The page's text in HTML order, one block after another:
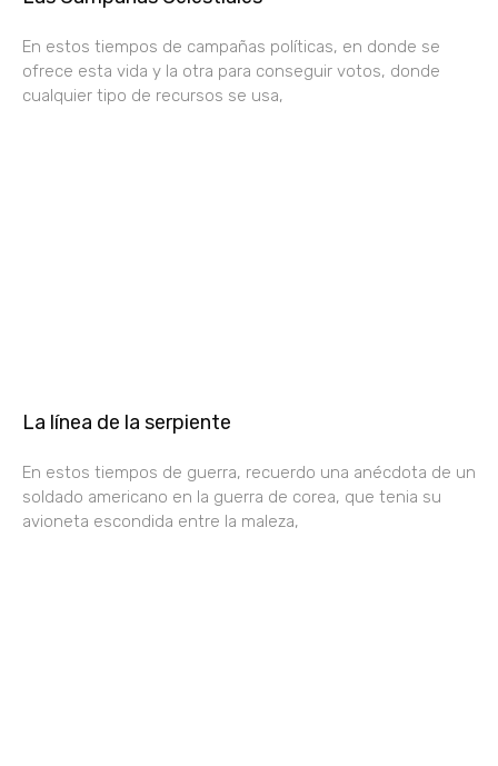
En estos tiempos de campañas políticas, en donde se
ofrece esta vida y la otra para conseguir votos, donde
cualquier tipo de recursos se usa,
La línea de la serpiente
En estos tiempos de guerra, recuerdo una anécdota de un
soldado americano en la guerra de corea, que tenia su
avioneta escondida entre la maleza,